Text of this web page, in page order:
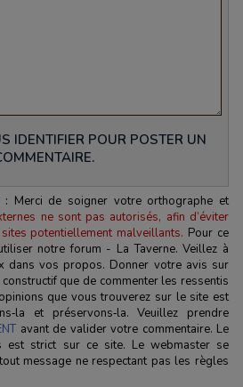
IDENTIFIER POUR POSTER UN
: Merci de soigner votre orthographe et
ne sont pas autorisés, afin d’éviter
potentiellement malveillants. Pour ce
notre forum - La Taverne. Veillez à
dans vos propos. Donner votre avis sur
que de commenter les ressentis
que vous trouverez sur le site est
et préservons‑la. Veuillez prendre
avant de valider votre commentaire. Le
est strict sur ce site. Le webmaster se
message ne respectant pas les règles